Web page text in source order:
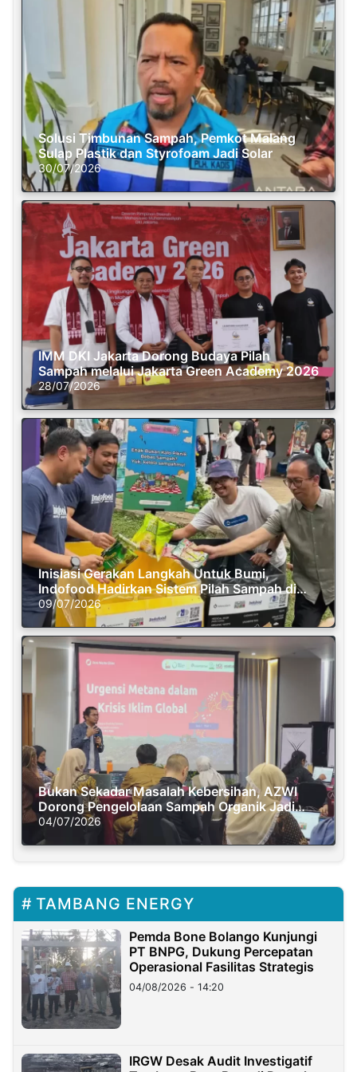
Solusi Timbunan Sampah, Pemkot Malang
Sulap Plastik dan Styrofoam Jadi Solar
30/07/2026
IMM DKI Jakarta Dorong Budaya Pilah
Sampah melalui Jakarta Green Academy 2026
28/07/2026
Inisiasi Gerakan Langkah Untuk Bumi,
Indofood Hadirkan Sistem Pilah Sampah di
Semasa Piknik
09/07/2026
Bukan Sekadar Masalah Kebersihan, AZWI
Dorong Pengelolaan Sampah Organik Jadi
Solusi Krisis Iklim
04/07/2026
TAMBANG ENERGY
Pemda Bone Bolango Kunjungi
PT BNPG, Dukung Percepatan
Operasional Fasilitas Strategis
04/08/2026 - 14:20
IRGW Desak Audit Investigatif